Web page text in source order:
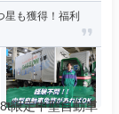
星も獲得！福利
限定中型自動車